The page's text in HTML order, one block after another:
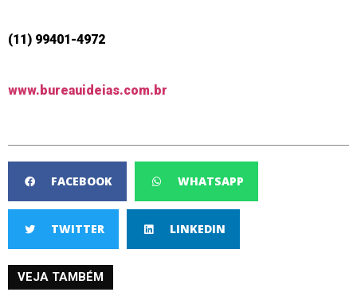
(11) 99401-4972
www.bureauideias.com.br
FACEBOOK WHATSAPP
TWITTER LINKEDIN
VEJA TAMBÉM